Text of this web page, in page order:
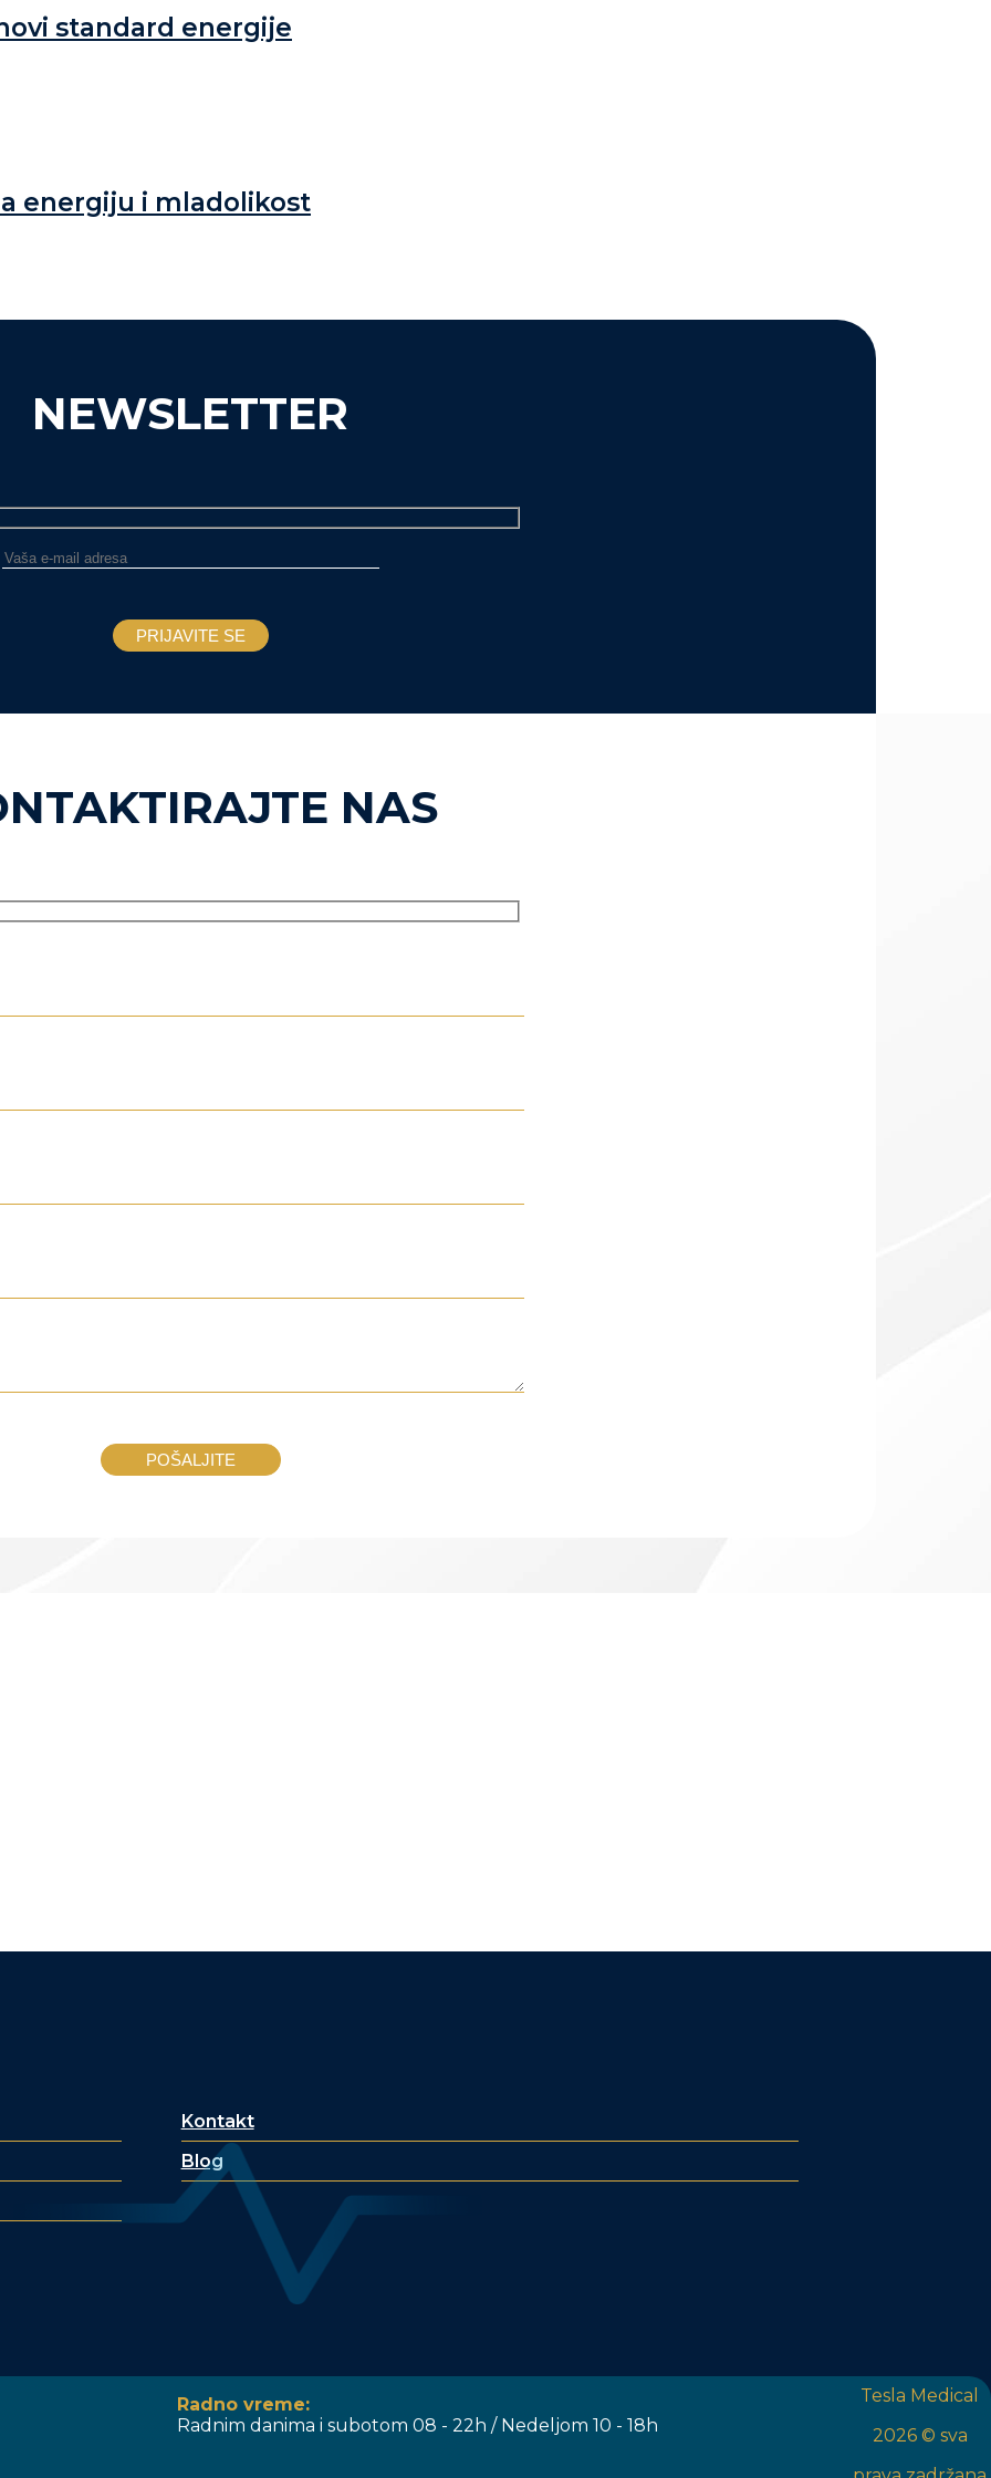
standard energije
energiju i mladolikost
NEWSLETTER
NAS
Kontakt
Blog
Radno vreme:
Radnim danima i subotom 08 - 22h / Nedeljom 10 - 18h
Tesla Medical
2026 © sva